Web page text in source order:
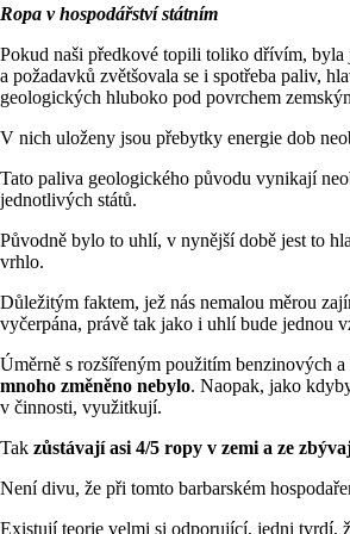
Ropa v hospodářství státním
Pokud naši předkové topili toliko dřívím, byla
a požadavků zvětšovala se i spotřeba paliv,
geologických hluboko pod povrchem
V nich uloženy jsou přebytky energie dob
Tato paliva geologického původu vynikají
jednotlivých států.
Původně bylo to uhlí, v nynější době jest to
vrhlo.
Důležitým faktem, jež nás nemalou měrou
vyčerpána, právě tak jako i uhlí bude jednou
Úměrně s rozšířeným použitím benzinových
mnoho změněno nebylo. Naopak, jako
v činnosti, využitkují.
Tak zůstávají asi 4/5 ropy v zemi a ze
Není divu, že při tomto barbarském
Existují teorie velmi si odporující, jedni tvrdí,